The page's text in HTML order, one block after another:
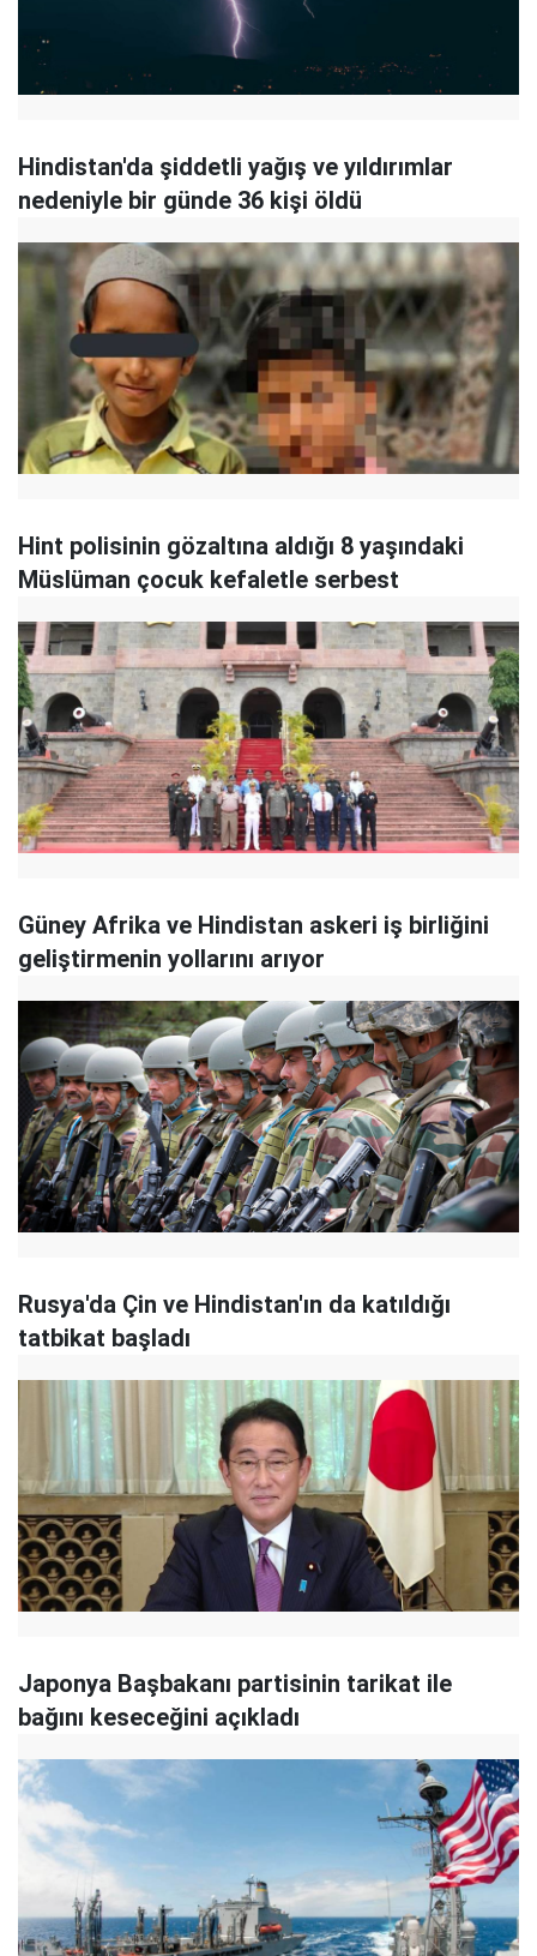
Hindistan'da şiddetli yağış ve yıldırımlar
nedeniyle bir günde 36 kişi öldü
Hint polisinin gözaltına aldığı 8 yaşındaki
Müslüman çocuk kefaletle serbest
Güney Afrika ve Hindistan askeri iş birliğini
geliştirmenin yollarını arıyor
Rusya'da Çin ve Hindistan'ın da katıldığı
tatbikat başladı
Japonya Başbakanı partisinin tarikat ile
bağını keseceğini açıkladı